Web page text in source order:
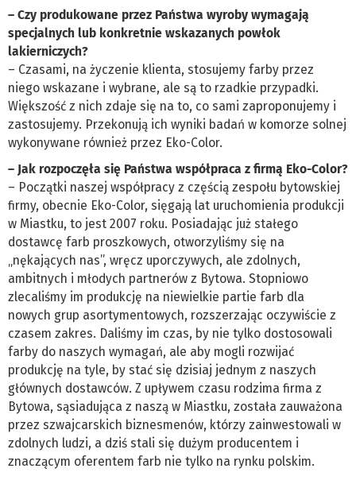
– Czy produkowane przez Państwa wyroby wymagają
specjalnych lub konkretnie wskazanych powłok
lakierniczych?
– Czasami, na życzenie klienta, stosujemy farby przez
niego wskazane i wybrane, ale są to rzadkie przypadki.
Większość z nich zdaje się na to, co sami zaproponujemy i
zastosujemy. Przekonują ich wyniki badań w komorze solnej
wykonywane również przez Eko-Color.
– Jak rozpoczęła się Państwa współpraca z firmą Eko-Color?
– Początki naszej współpracy z częścią zespołu bytowskiej
firmy, obecnie Eko-Color, sięgają lat uruchomienia produkcji
w Miastku, to jest 2007 roku. Posiadając już stałego
dostawcę farb proszkowych, otworzyliśmy się na
„nękających nas”, wręcz uporczywych, ale zdolnych,
ambitnych i młodych partnerów z Bytowa. Stopniowo
zlecaliśmy im produkcję na niewielkie partie farb dla
nowych grup asortymentowych, rozszerzając oczywiście z
czasem zakres. Daliśmy im czas, by nie tylko dostosowali
farby do naszych wymagań, ale aby mogli rozwijać
produkcję na tyle, by stać się dzisiaj jednym z naszych
głównych dostawców. Z upływem czasu rodzima firma z
Bytowa, sąsiadująca z naszą w Miastku, została zauważona
przez szwajcarskich biznesmenów, którzy zainwestowali w
zdolnych ludzi, a dziś stali się dużym producentem i
znaczącym oferentem farb nie tylko na rynku polskim.